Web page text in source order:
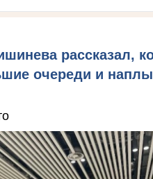
рассказал,
очереди и